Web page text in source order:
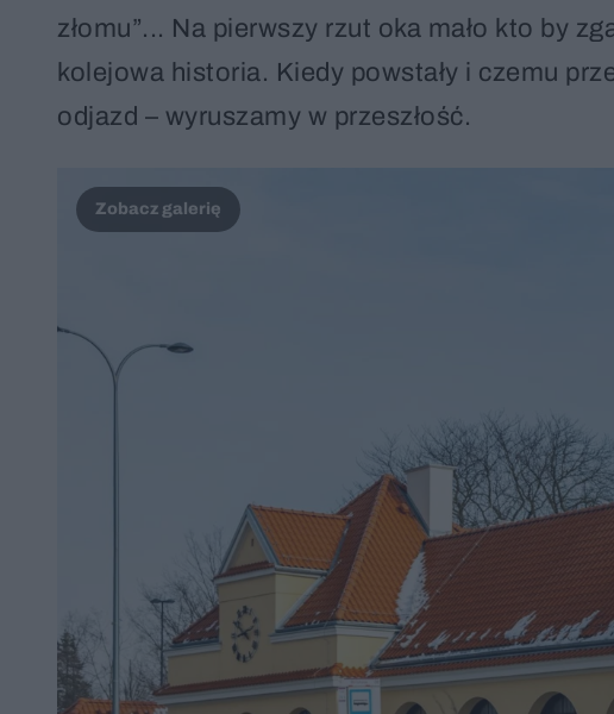
złomu”... Na pierwszy rzut oka mało kto by
kolejowa historia. Kiedy powstały i czemu
odjazd – wyruszamy w przeszłość.